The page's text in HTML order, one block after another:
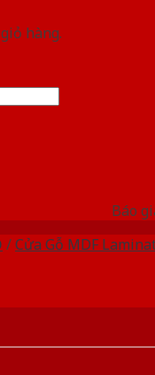
hàng.
Báo
/Cửa Gỗ MDF